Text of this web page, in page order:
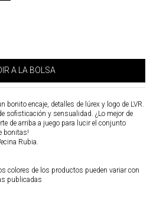
A LA BOLSA
bonito encaje, detalles de lúrex y logo de LVR.
sofisticación y sensualidad. ¿Lo mejor de
de arriba a juego para lucir el conjunto
bonitas!
Rubia.
colores de los productos pueden variar con
publicadas